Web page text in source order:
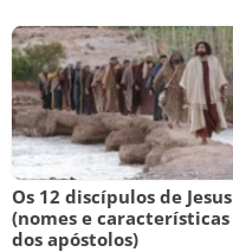
Os 12 discípulos de Jesus
(nomes e características
dos apóstolos)